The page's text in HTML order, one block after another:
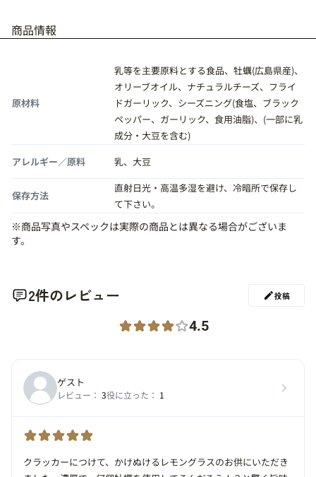
商品情報
原材料
乳等を主要原料とする食品、牡蠣(広島県産)、
オリーブオイル、ナチュラルチーズ、フライ
ドガーリック、シーズニング(食塩、ブラック
ペッパー、ガーリック、食用油脂)、(一部に乳
成分・大豆を含む)
アレルギー／原料
乳、大豆
保存方法
直射日光・高温多湿を避け、冷暗所で保存し
て下さい。
※商品写真やスペックは実際の商品とは異なる場合がございま
す。
2件のレビュー
4.5
投稿
ゲスト
レビュー： 3役に立った： 1
クラッカーにつけて、かけぬけるレモングラスのお供にいただき